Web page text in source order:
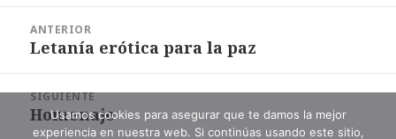
entradas
ANTERIOR
Entrada
Letanía erótica para la paz
SIGUIENTE
Entrada
Homenaje
Usamos cookies para asegurar que te damos la mejor
experiencia en nuestra web. Si continúas usando este sitio,